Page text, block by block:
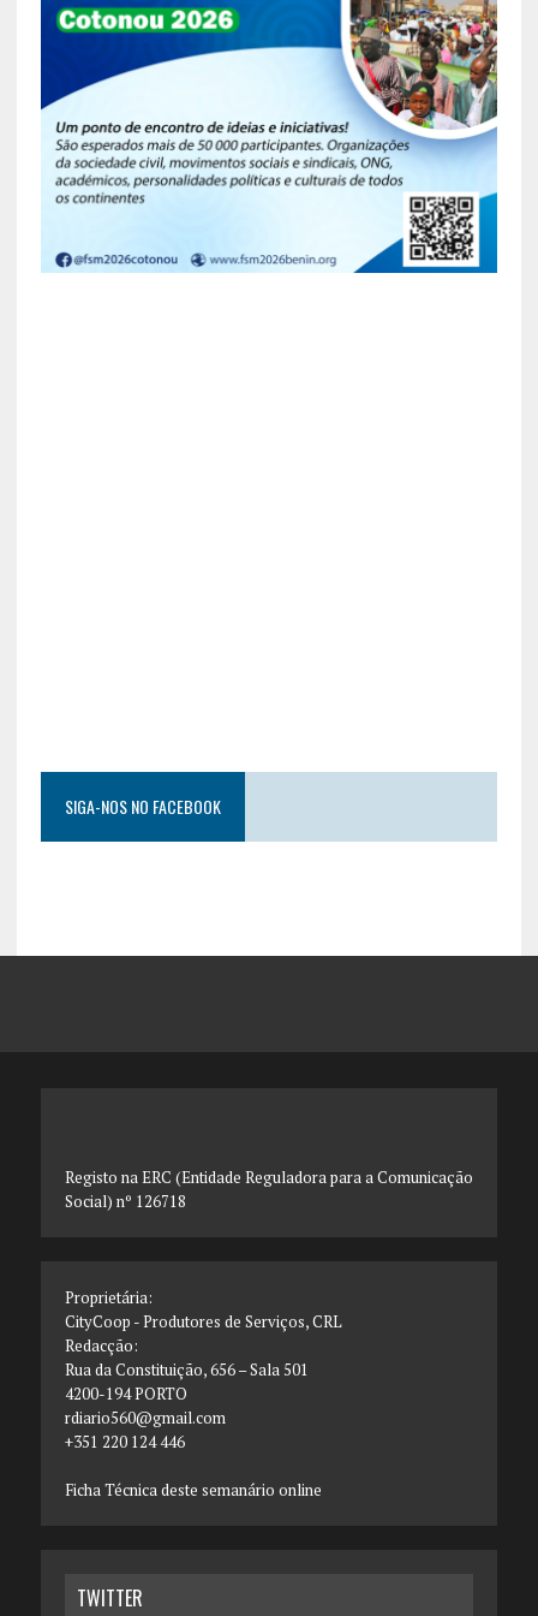
SIGA-NOS NO FACEBOOK
Registo na ERC (Entidade Reguladora para a Comunicação
Social) nº 126718
Proprietária:
CityCoop - Produtores de Serviços, CRL
Redacção:
Rua da Constituição, 656 – Sala 501
4200-194 PORTO
rdiario560@gmail.com
+351 220 124 446
Ficha Técnica deste semanário online
TWITTER